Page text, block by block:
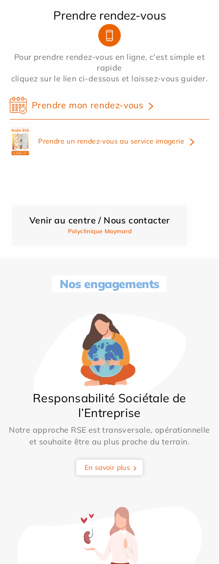
Prendre rendez-vous
Pour prendre rendez-vous en ligne, c'est simple et
rapide
cliquez sur le lien ci-dessous et laissez-vous guider.
Prendre mon rendez-vous
Prendre un rendez-vous au service imagerie
Venir au centre / Nous contacter
Polyclinique Maymard
Nos engagements
Responsabilité Sociétale de
l’Entreprise
Notre approche RSE est transversale, opérationnelle
et souhaite être au plus proche du terrain.
En savoir plus